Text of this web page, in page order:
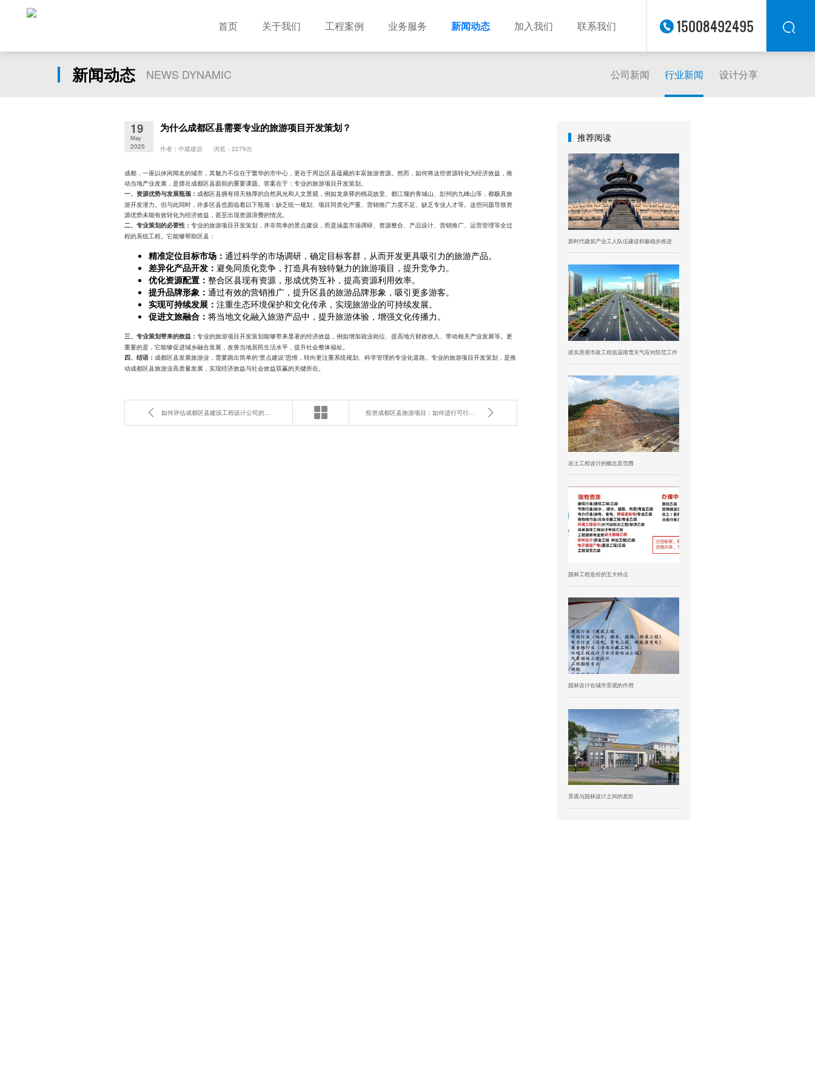
首页 关于我们 工程案例
工程造价
业务服务 新闻动态 加入我们 联系我们 15008492495
新闻动态 NEWS DYNAMIC 公司新闻 行业新闻 设计分享
19
May
2025
为什么成都区县需要专业的旅游项目开发策划？
作者：中建建设 浏览：2279次
成都，一座以休闲闻名的城市，其魅力不仅在于繁华的市中心，更在于周边区县蕴藏的丰富旅游资源。然而，如何将这些资源转化为经济效益，推
动当地产业发展，是摆在成都区县面前的重要课题。答案在于：专业的旅游项目开发策划。
一、资源优势与发展瓶颈： 成都区县拥有得天独厚的自然风光和人文景观，例如龙泉驿的桃花故里、都江堰的青城山、彭州的九峰山等，都极具旅
游开发潜力。但与此同时，许多区县也面临着以下瓶颈：缺乏统一规划、项目同质化严重、营销推广力度不足、缺乏专业人才等。这些问题导致资
源优势未能有效转化为经济效益，甚至出现资源浪费的情况。
二、专业策划的必要性：专业的旅游项目开发策划，并非简单的景点建设，而是涵盖市场调研、资源整合、产品设计、营销推广、运营管理等全过
程的系统工程。它能够帮助区县：
精准定位目标市场：通过科学的市场调研，确定目标客群，从而开发更具吸引力的旅游产品。
差异化产品开发：避免同质化竞争，打造具有独特魅力的旅游项目，提升竞争力。
优化资源配置：整合区县现有资源，形成优势互补，提高资源利用效率。
提升品牌形象：通过有效的营销推广，提升区县的旅游品牌形象，吸引更多游客。
实现可持续发展：注重生态环境保护和文化传承，实现旅游业的可持续发展。
促进文旅融合：将当地文化融入旅游产品中，提升旅游体验，增强文化传播力。
三、专业策划带来的效益：专业的旅游项目开发策划能够带来显著的经济效益，例如增加就业岗位、提高地方财政收入、带动相关产业发展等。更
重要的是，它能够促进城乡融合发展，改善当地居民生活水平，提升社会整体福祉。
四、结语： 成都区县发展旅游业，需要跳出简单的“景点建设”思维，转向更注重系统规划、科学管理的专业化道路。专业的旅游项目开发策划，是推
动成都区县旅游业高质量发展，实现经济效益与社会效益双赢的关键所在。
如何评估成都区县建设工程设计公司的资质和能力？ 投资成都区县旅游项目：如何进行可行性分析？
推荐阅读
新时代建筑产业工人队伍建设积极稳步推进
抓实房屋市政工程低温雨雪天气应对防范工作
岩土工程设计的概念及范围
园林工程造价的五大特点
园林设计在城市景观的作用
景观与园林设计之间的差距